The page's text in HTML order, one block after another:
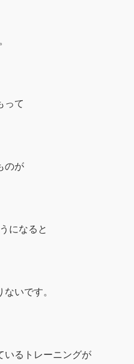
って
のが
になると
いです。
いるトレーニングが